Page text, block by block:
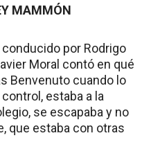
MAMMÓN
por Rodrigo
Moral contó en qué
Benvenuto cuando lo
estaba a la
se escapaba y no
que estaba con otras